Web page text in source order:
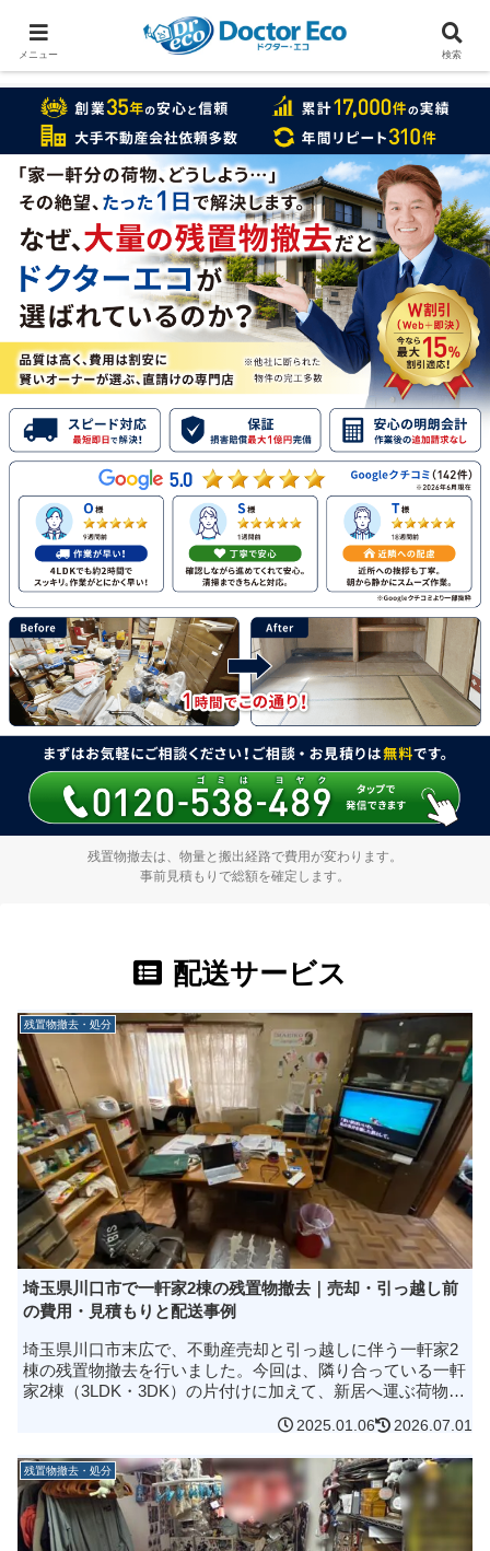
家をまるごと片付けたいなら
実績数１万7000件のドクターエコ
残置物撤去は、物量と搬出経路で費用が変わります。
事前見積もりで総額を確定します。
配送サービス
残置物撤去・処分
埼玉県川口市で一軒家2棟の残置物撤去｜売却・引っ越し前
の費用・見積もりと配送事例
埼玉県川口市末広で、不動産売却と引っ越しに伴う一軒家2
棟の残置物撤去を行いました。今回は、隣り合っている一軒
家2棟（3LDK・3DK）の片付けに加えて、新居へ運ぶ荷物の
2025.01.06 2026.07.01
残置物撤去・処分
メニュー 検索